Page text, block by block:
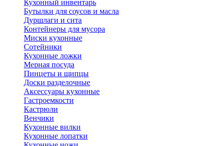
Кухонный инвентарь
Бутылки для соусов и масла
Дуршлаги и сита
Контейнеры для мусора
Миски кухонные
Сотейники
Кухонные ложки
Мерная посуда
Пинцеты и щипцы
Доски разделочные
Аксессуары кухонные
Гастроемкости
Кастрюли
Венчики
Кухонные вилки
Кухонные лопатки